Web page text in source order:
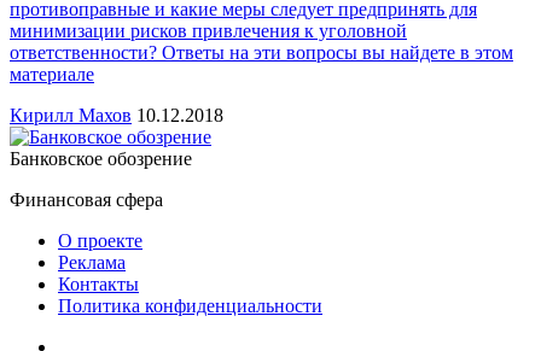
противоправные и какие меры следует предпринять для
минимизации рисков привлечения к уголовной
ответственности? Ответы на эти вопросы вы найдете в этом
материале
Кирилл Махов 10.12.2018
Банковское обозрение
Финансовая сфера
О проекте
Реклама
Контакты
Политика конфиденциальности